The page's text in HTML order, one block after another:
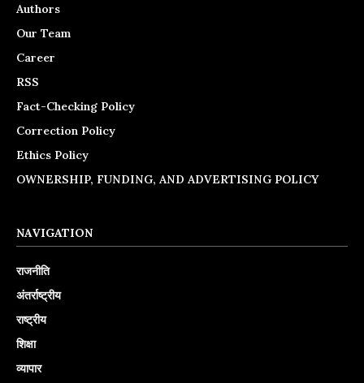
Authors
Our Team
Career
RSS
Fact-Checking Policy
Correction Policy
Ethics Policy
OWNERSHIP, FUNDING, AND ADVERTISING POLICY
NAVIGATION
राजनीति
अंतर्राष्ट्रीय
राष्ट्रीय
शिक्षा
व्यापार